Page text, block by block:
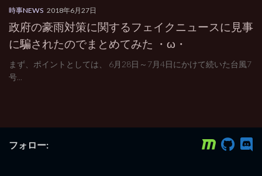
時事NEWS 2018年6月27日
政府の豪雨対策に関するフェイクニュースに見事
に騙されたのでまとめてみた ・ω・
まず、ポイントとしては、 6月28日～7月4日にかけて続いた台風7
号...
フォロー: